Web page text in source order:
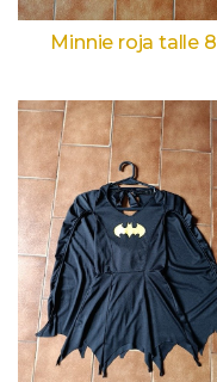
Minnie roja talle 8